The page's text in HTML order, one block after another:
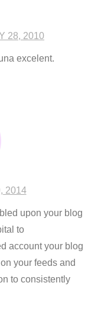
28, 2010
excelent.
2014
upon your blog
to
account your blog
your feeds and
to consistently